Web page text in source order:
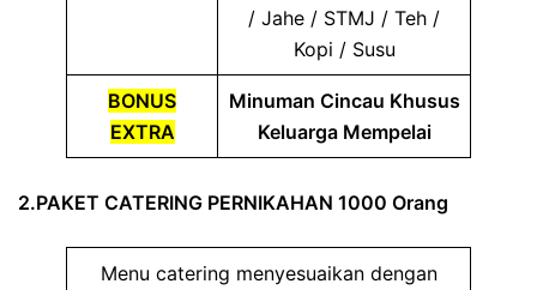
/ Jahe / STMJ / Teh /
Kopi / Susu
BONUS
EXTRA
Minuman Cincau Khusus
Keluarga Mempelai
2.PAKET CATERING PERNIKAHAN 1000 Orang
Menu catering menyesuaikan dengan